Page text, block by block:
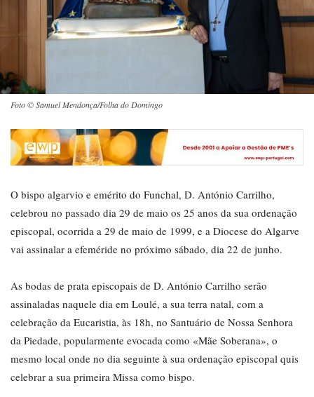
Foto © Samuel Mendonça/Folha do Domingo
O bispo algarvio e emérito do Funchal, D. António Carrilho,
celebrou no passado dia 29 de maio os 25 anos da sua ordenação
episcopal, ocorrida a 29 de maio de 1999, e a Diocese do Algarve
vai assinalar a efeméride no próximo sábado, dia 22 de junho.
As bodas de prata episcopais de D. António Carrilho serão
assinaladas naquele dia em Loulé, a sua terra natal, com a
celebração da Eucaristia, às 18h, no Santuário de Nossa Senhora
da Piedade, popularmente evocada como «Mãe Soberana», o
mesmo local onde no dia seguinte à sua ordenação episcopal quis
celebrar a sua primeira Missa como bispo.